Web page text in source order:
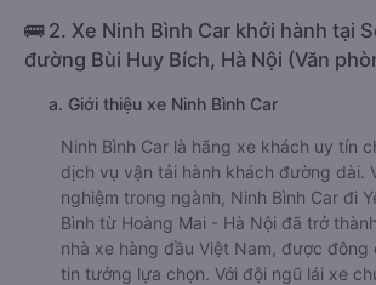
🚌 2. Xe Ninh Bình Car khởi hành tại
đường Bùi Huy Bích, Hà Nội (Văn
a. Giới thiệu xe Ninh Bình Car
Ninh Bình Car là hãng xe khách uy tín
dịch vụ vận tải hành khách đường dài.
nghiệm trong ngành, Ninh Bình Car đi
Bình từ Hoàng Mai - Hà Nội đã trở
nhà xe hàng đầu Việt Nam, được đông
tin tưởng lựa chọn. Với đội ngũ lái xe